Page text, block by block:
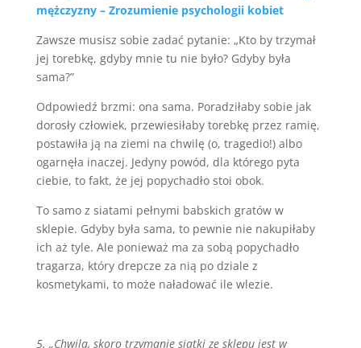
mężczyzny – Zrozumienie psychologii kobiet
Zawsze musisz sobie zadać pytanie: „Kto by trzymał
jej torebkę, gdyby mnie tu nie było? Gdyby była
sama?”
Odpowiedź brzmi: ona sama. Poradziłaby sobie jak
dorosły człowiek, przewiesiłaby torebkę przez ramię,
postawiła ją na ziemi na chwilę (o, tragedio!) albo
ogarnęła inaczej. Jedyny powód, dla którego pyta
ciebie, to fakt, że jej popychadło stoi obok.
To samo z siatami pełnymi babskich gratów w
sklepie. Gdyby była sama, to pewnie nie nakupiłaby
ich aż tyle. Ale ponieważ ma za sobą popychadło
tragarza, który drepcze za nią po dziale z
kosmetykami, to może naładować ile wlezie.
5. „Chwila, skoro trzymanie siatki ze sklepu jest w